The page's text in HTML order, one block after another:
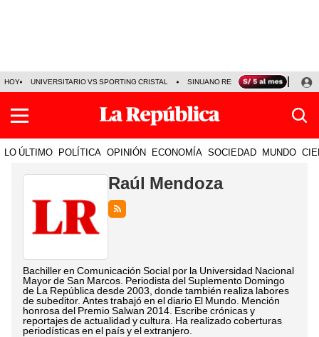
HOY UNIVERSITARIO VS SPORTING CRISTAL SINUANO RESULTADOS HOY
LO ÚLTIMO POLÍTICA OPINIÓN ECONOMÍA SOCIEDAD MUNDO
Raúl Mendoza
Bachiller en Comunicación Social por la Universidad Nacional
Mayor de San Marcos. Periodista del Suplemento Domingo
de La República desde 2003, donde también realiza labores
de subeditor. Antes trabajó en el diario El Mundo. Mención
honrosa del Premio Salwan 2014. Escribe crónicas y
reportajes de actualidad y cultura. Ha realizado coberturas
periodísticas en el país y el extranjero.